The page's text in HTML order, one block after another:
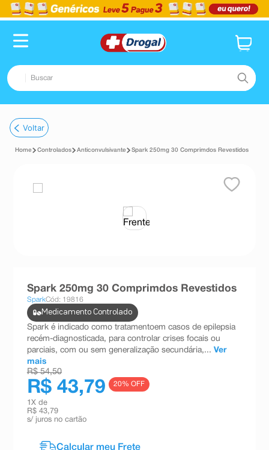
Buscar
1º fralda
dipirona
teste gravidez
absorvente
10ºshampoo
Voltar
Controlados Anticonvulsivante Spark 250mg 30 Comprimdos Revestidos
Spark 250mg 30 Comprimdos Revestidos
SparkCód: 19816
Medicamento Controlado
Spark é indicado como tratamentoem casos de epilepsia
recém-diagnosticada, para controlar crises focais ou
parciais, com ou sem generalização secundária,... Ver
mais
R$ 54,50
R$ 43,79 20% OFF
1 X de
R$ 43,79
s/ juros no cartão